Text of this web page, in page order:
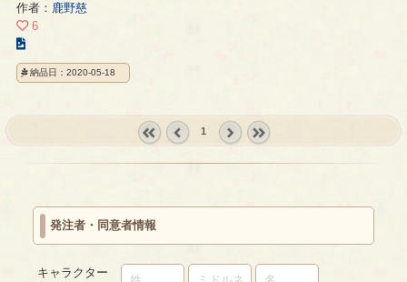
作者： 鹿野慈
6
の
イ
ジ
納品日：2020-05-18
1
発注者・同意者情報
キャラクター